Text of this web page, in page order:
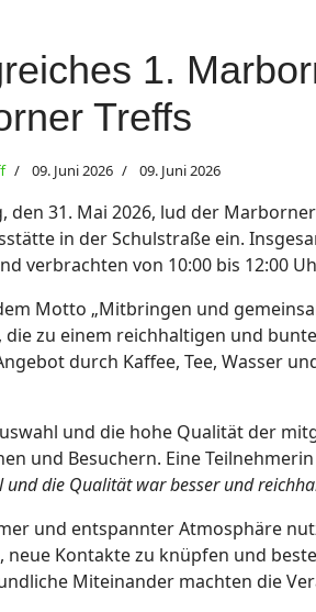
1.
Treffs
09. Juni 2026 09. Juni 2026
den 31. Mai 2026, lud der
in der Schulstraße ein.
verbrachten von 10:00 bis 12:00
Motto „Mitbringen und
die zu einem reichhaltigen und
durch Kaffee, Tee, Wasser
und die hohe Qualität der
und Besuchern. Eine
und die Qualität war besser und
und entspannter Atmosphäre
neue Kontakte zu knüpfen und
Miteinander machten die